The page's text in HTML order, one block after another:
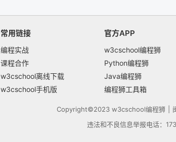
常用链接
编程实战
课程合作
w3cschool离线下载
w3cschool手机版
官方APP
w3cschool编程狮
Python编程狮
Java编程狮
编程狮工具箱
Copyright©2023 w3cschool编程狮
违法和不良信息举报电话：